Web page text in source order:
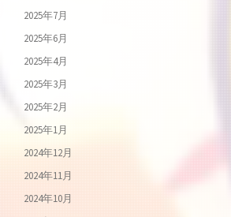
2025年7月
2025年6月
2025年4月
2025年3月
2025年2月
2025年1月
2024年12月
2024年11月
2024年10月